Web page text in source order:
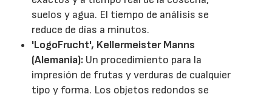
suelos y agua. El tiempo de análisis se
reduce de días a minutos.
'LogoFrucht', Kellermeister Manns
(Alemania): Un procedimiento para la
impresión de frutas y verduras de cualquier
tipo y forma. Los objetos redondos se